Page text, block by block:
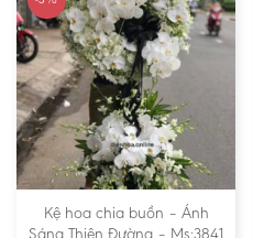
Kệ hoa chia buồn – Ánh
Sáng Thiên Đường – Ms:3841